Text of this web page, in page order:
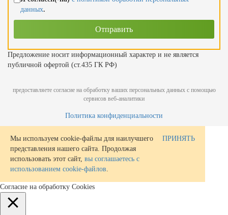
данных.
Предложение носит информационный характер и не является
публичной офертой (ст.435 ГК РФ)
предоставляете согласие на обработку ваших персональных данных с помощью
сервисов веб-аналитики
Политика конфиденциальности
Мы используем cookie-файлы для наилучшего
представления нашего сайта. Продолжая
использовать этот сайт, вы соглашаетесь с
использованием cookie-файлов.
ПРИНЯТЬ
Согласие на обработку Cookies